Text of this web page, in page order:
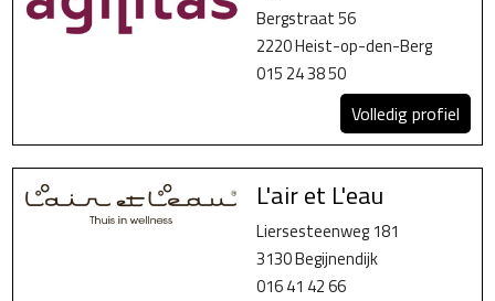
Bergstraat 56
2220 Heist-op-den-Berg
015 24 38 50
Volledig profiel
L'air et L'eau
Liersesteenweg 181
3130 Begijnendijk
016 41 42 66